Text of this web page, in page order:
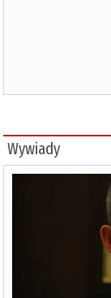
Wywiady